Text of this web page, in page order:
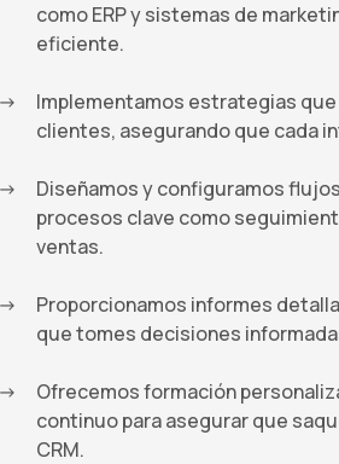
como ERP y sistemas de
eficiente.
Implementamos estrategias
clientes, asegurando que cada
Diseñamos y configuramos
procesos clave como
ventas.
Proporcionamos informes
que tomes decisiones
Ofrecemos formación
continuo para asegurar que
CRM.